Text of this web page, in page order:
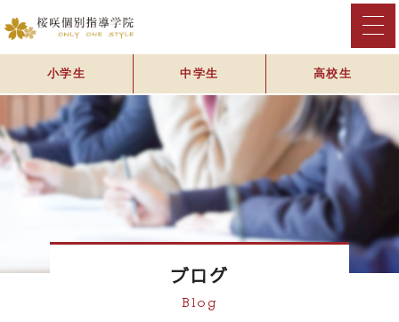
小学生 中学生 高校生
ブログ
Blog